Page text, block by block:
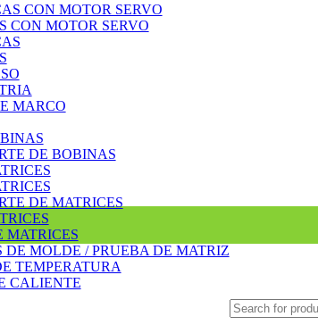
CON MOTOR SERVO
CON MOTOR SERVO
MARCO
DE BOBINAS
DE MATRICES
MATRICES
DE MOLDE / PRUEBA DE MATRIZ
TEMPERATURA
CALIENTE